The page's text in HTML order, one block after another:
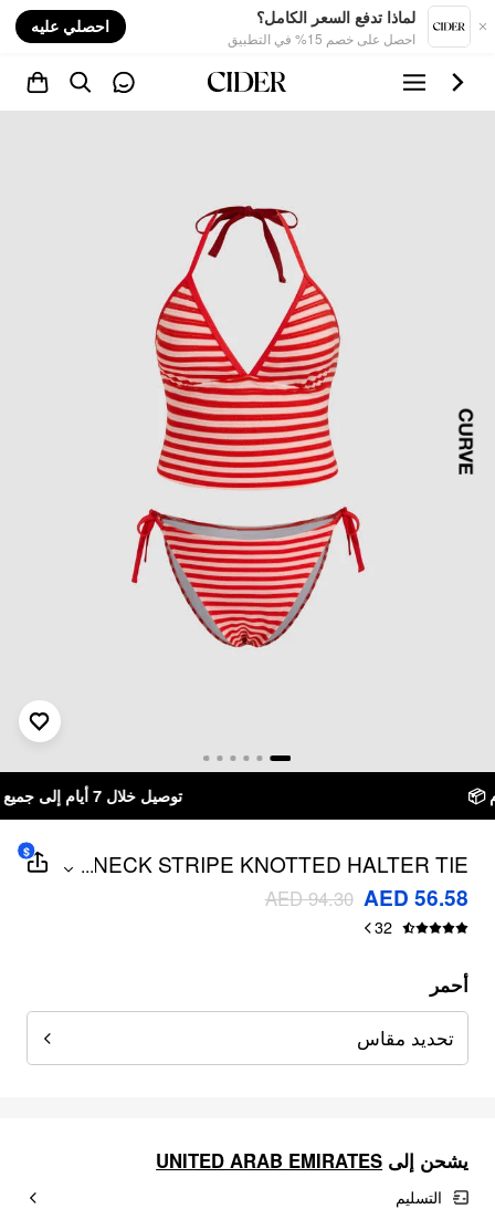
لماذا تدفع السعر الكامل؟
احصل على خصم 15% في التطبيق
احصلي عليه
V-NECK STRIPE KNOTTED HALTER TIE
SIDE TANKINI BIKINI SET CURVE &
PLUS
...
AED 56.58
AED 94.30
32
$
أحمر
تحديد مقاس
يشحن إلى UNITED ARAB EMIRATES
التسليم